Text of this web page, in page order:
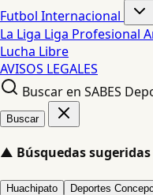
Futbol Internacional
La Liga Liga Profesional
Lucha Libre
AVISOS LEGALES
Buscar en SABES
Buscar
▲ Búsquedas sugeridas
Huachipato Deportes